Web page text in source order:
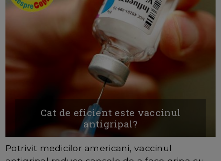
Cat de eficient este vaccinul
antigripal?
Potrivit medicilor americani, vaccinul